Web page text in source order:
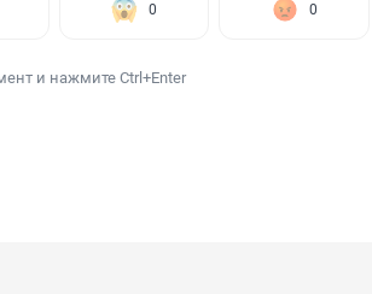
0 0
и нажмите Ctrl+Enter